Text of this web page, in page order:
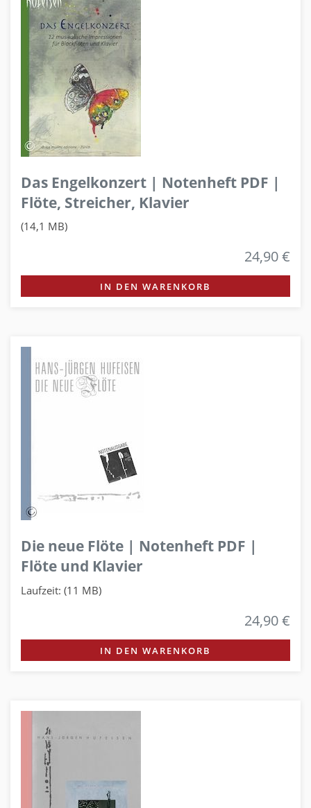
Das Engelkonzert | Notenheft PDF |
Flöte, Streicher, Klavier
(14,1 MB)
24,90 €
IN DEN WARENKORB
Die neue Flöte | Notenheft PDF |
Flöte und Klavier
Laufzeit: (11 MB)
24,90 €
IN DEN WARENKORB